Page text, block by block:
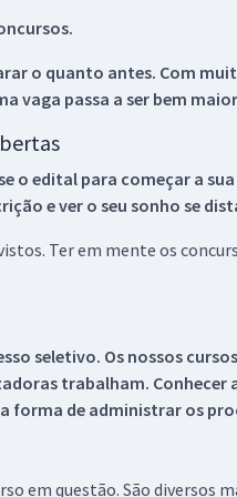
o quanto antes. Com
vaga passa a ser bem
o edital para começar a
e ver o seu sonho se
Ter em mente os
seletivo. Os nossos
trabalham.
forma de administrar os
em questão. São